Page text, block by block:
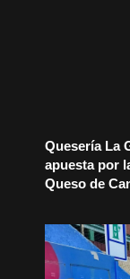
Quesería La
apuesta por
Queso de